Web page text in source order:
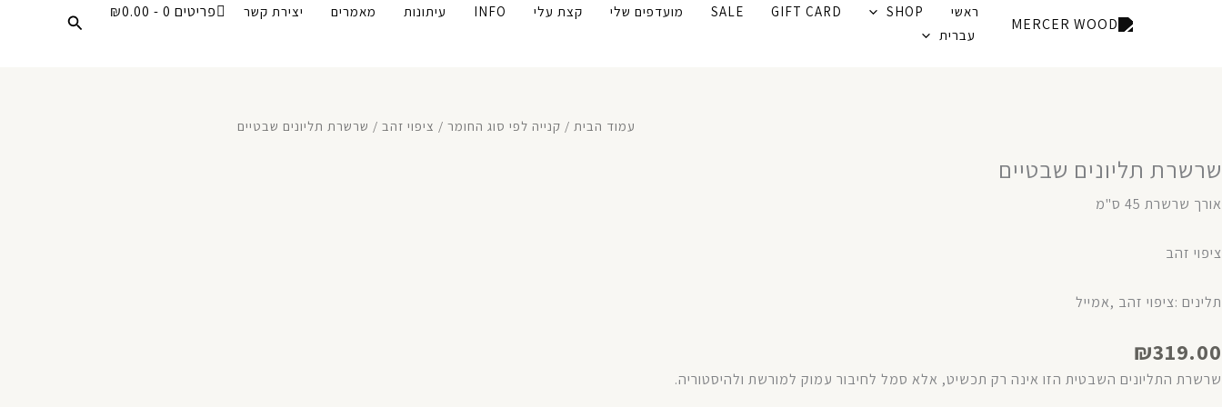
ראשי SHOP
GIFT CARD
SALE מועדפים שלי קצת עלי INFO עיתונות מאמרים יצירת קשר פריטים 0 ₪0.00
עברית
חיפוש
עמוד הבית / קנייה לפי סוג החומר / ציפוי זהב / שרשרת תליונים שבטיים
שרשרת תליונים שבטיים
אורך שרשרת 45 ס"מ
ציפוי זהב
תלינים :ציפוי זהב ,אמייל
₪319.00
שרשרת התליונים השבטית הזו אינה רק תכשיט, אלא סמל לחיבור עמוק למורשת ולהיסטוריה.